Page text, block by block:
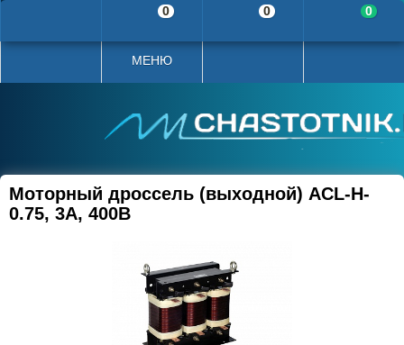
МЕНЮ
Моторный дроссель (выходной) ACL-H-
0.75, 3A, 400В
0 0 0